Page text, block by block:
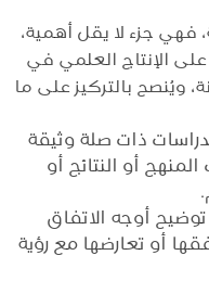
فهي جزء لا يقل أهمية،
على الإنتاج العلمي في
ويُنصح بالتركيز على ما
ذات صلة وثيقة
أو النتائج أو
أوجه الاتفاق
أو تعارضها مع رؤية